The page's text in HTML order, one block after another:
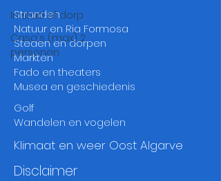
In stad of dorp
Casa's (max) 2
personen
Stranden
Natuur en Ria Formosa
Steden en dorpen
Markten
Fado en theaters
Musea en geschiedenis
Golf
Wandelen en vogelen
Klimaat en weer Oost Algarve
Disclaimer